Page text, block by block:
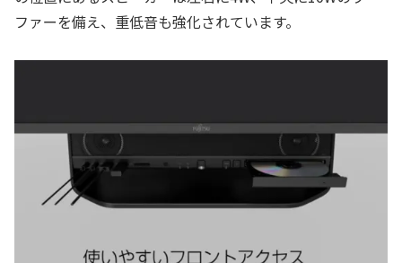
ファーを備え、重低音も強化されています。